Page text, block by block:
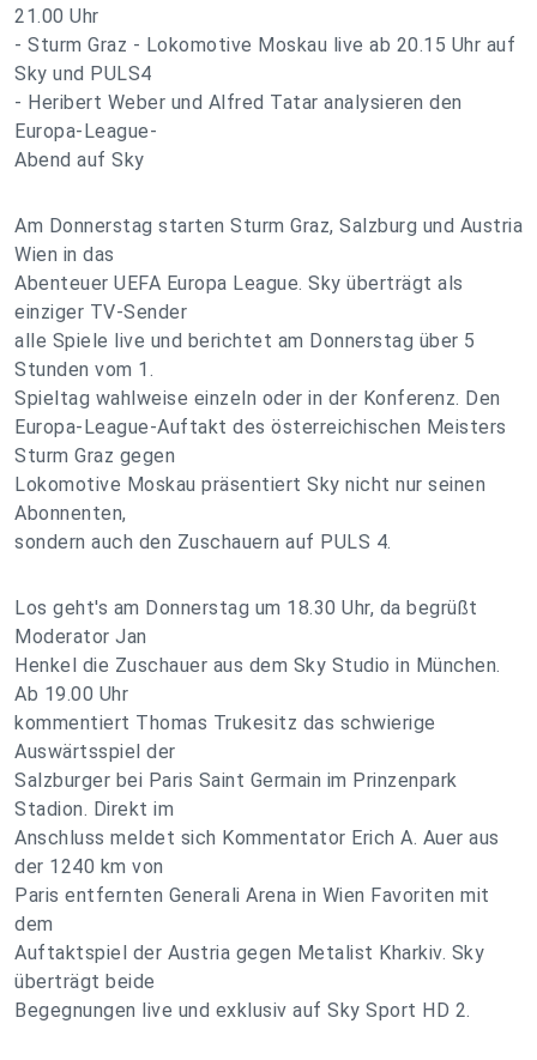
21.00 Uhr
- Sturm Graz - Lokomotive Moskau live ab 20.15 Uhr auf
Sky und PULS4
- Heribert Weber und Alfred Tatar analysieren den
Europa-League-
Abend auf Sky
Am Donnerstag starten Sturm Graz, Salzburg und Austria
Wien in das
Abenteuer UEFA Europa League. Sky überträgt als
einziger TV-Sender
alle Spiele live und berichtet am Donnerstag über 5
Stunden vom 1.
Spieltag wahlweise einzeln oder in der Konferenz. Den
Europa-League-Auftakt des österreichischen Meisters
Sturm Graz gegen
Lokomotive Moskau präsentiert Sky nicht nur seinen
Abonnenten,
sondern auch den Zuschauern auf PULS 4.
Los geht's am Donnerstag um 18.30 Uhr, da begrüßt
Moderator Jan
Henkel die Zuschauer aus dem Sky Studio in München.
Ab 19.00 Uhr
kommentiert Thomas Trukesitz das schwierige
Auswärtsspiel der
Salzburger bei Paris Saint Germain im Prinzenpark
Stadion. Direkt im
Anschluss meldet sich Kommentator Erich A. Auer aus
der 1240 km von
Paris entfernten Generali Arena in Wien Favoriten mit
dem
Auftaktspiel der Austria gegen Metalist Kharkiv. Sky
überträgt beide
Begegnungen live und exklusiv auf Sky Sport HD 2.